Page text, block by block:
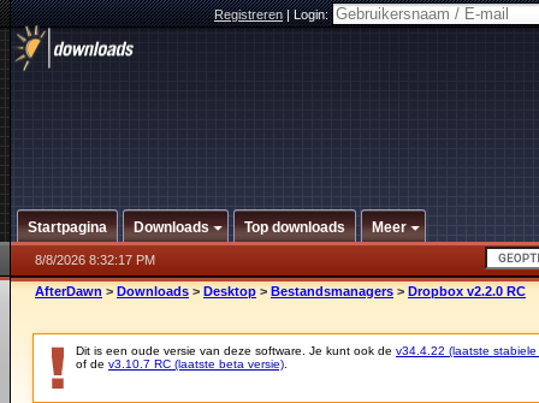
Registreren|Login:
Startpagina Downloads Top downloads Meer
8/8/2026 8:32:17 PM
AfterDawn > Downloads > Desktop > Bestandsmanagers > Dropbox v2.2.0 RC
Dit is een oude versie van deze software. Je kunt ook de v34.4.22 (laatste stabiele
of de v3.10.7 RC (laatste beta versie)